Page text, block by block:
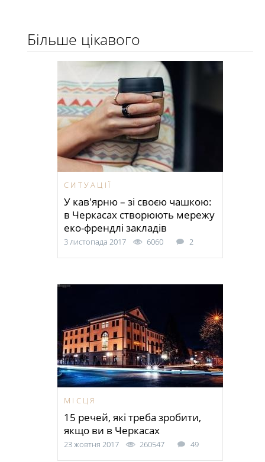
Більше цікавого
СИТУАЦІЇ
У кав'ярню – зі своєю чашкою:
в Черкасах створюють мережу
еко-френдлі закладів
3 листопада 2017 6060 2
МІСЦЯ
15 речей, які треба зробити,
якщо ви в Черкасах
23 жовтня 2017 260547 49